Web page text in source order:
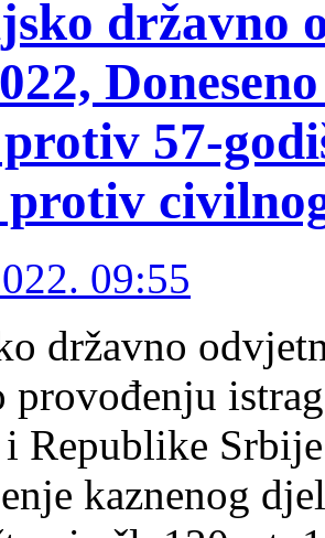
državno
57-
protiv
09:55
državno
provođenju
Republike
kaznenog